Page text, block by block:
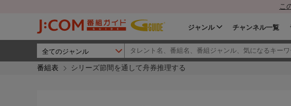
こ
ジャンル チャンネル一覧
番組表 シリーズ節間を通して舟券推理する